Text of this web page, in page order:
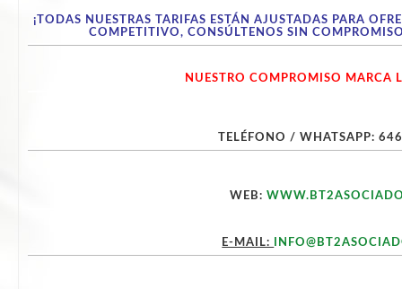
¡TODAS NUESTRAS TARIFAS ESTÁN AJUSTADAS PARA
COMPETITIVO, CONSÚLTENOS SIN
NUESTRO COMPROMISO MARCA
TELÉFONO / WHATSAPP:
WEB:
E-MAIL: